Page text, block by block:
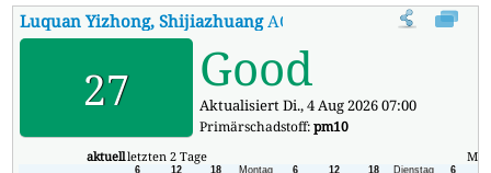
Luquan Yizhong, ShijiazhuangAQI Luquan Yizhong,
27 Good
Aktualisiert Di., 4 Aug 2026 07:00
Primärschadstoff:pm10
aktuellletzten 2 Tage